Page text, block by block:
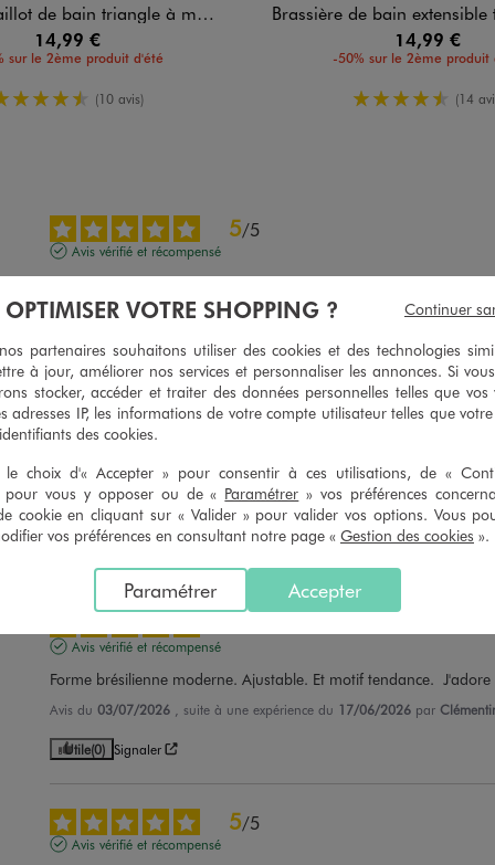
à motifs exotiques avec mousses amovibles femme
14,99 €
sur le 2ème produit d'été
4.5/5 de moyenne
(10 avis)
Brassière de bain extensible taille
14,99 €
-50% sur le 2ème produit
4.5/5 de(14
5/5
Avis vérifié et récompensé
Oui très satisfaite du produit
Avis du 16/07/2026 , suite à une expérience du 03/07/2026 parMelinda
Utile(0) Signaler
5
Très bien
Avis du14/07/2026 , suite à une expérience du01/07/2026 parChantal
Avis vérifié et récompensé
Forme brésilienne moderne. Ajustable. Et motif tendance.  J'adore
Avis du 03/07/2026 , suite à une expérience du 17/06/2026 par
Utile(0) Signaler
5/5
Avis vérifié et récompensé
OPTIMISER VOTRE SHOPPING ?
partenaires souhaitons utiliser des cookies et des technologies
à jour, améliorer nos services et personnaliser les annonces. Si
stocker, accéder et traiter des données personnelles telles que vos
adresses IP, les informations de votre compte utilisateur telles que
des cookies.
le choix d'« Accepter » pour consentir à ces utilisations, de «
pour vous y opposer ou de « Paramétrer » vos préférences
cookie en cliquant sur « Valider » pour valider vos options. Vous
vos préférences en consultant notre page « Gestion des cookies ».
Accepter
Paramétrer
Continuer